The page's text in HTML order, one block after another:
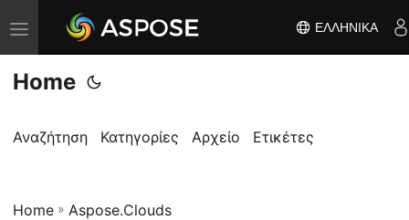
Ε
ν
α
λ
ή
ΕΛΛΗΝΙΚΆ
Home
Αναζήτηση Κατηγορίες Αρχείο Ετικέτες
Home » Aspose.Clouds